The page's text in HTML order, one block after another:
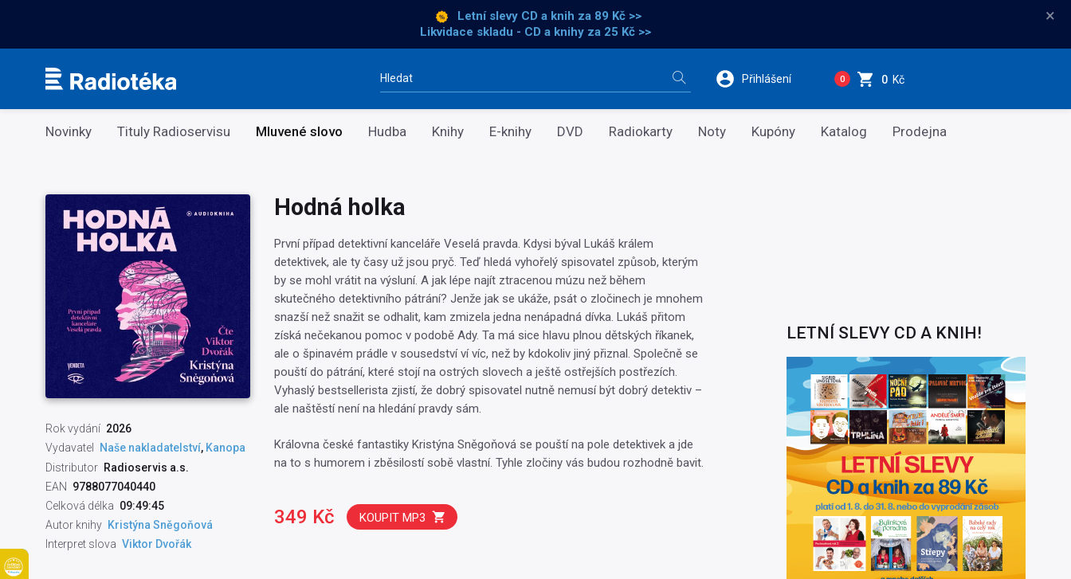
Letní slevy CD a knih za 89 Kč >>
Likvidace skladu - CD a knihy za 25 Kč >>
×
Vyhledávání Přihlášení 0 0 Kč
Kategorie
Novinky Tituly Radioservisu Mluvené slovo Hudba Knihy E-knihy DVD Radiokarty Noty Kupóny Katalog Prodejna
Rok vydání 2026
Vydavatel
Naše nakladatelství, Kanopa
Distributor Radioservis a.s.
EAN
9788077040440
Celková délka 09:49:45
Autor knihy Kristýna Sněgoňová
Interpret slova Viktor Dvořák
Hodná holka
První případ detektivní kanceláře Veselá pravda. Kdysi býval Lukáš králem
detektivek, ale ty časy už jsou pryč. Teď hledá vyhořelý spisovatel způsob, kterým
by se mohl vrátit na výsluní. A jak lépe najít ztracenou múzu než během
skutečného detektivního pátrání? Jenže jak se ukáže, psát o zločinech je mnohem
snazší než snažit se odhalit, kam zmizela jedna nenápadná dívka. Lukáš přitom
získá nečekanou pomoc v podobě Ady. Ta má sice hlavu plnou dětských říkanek,
ale o špinavém prádle v sousedství ví víc, než by kdokoliv jiný přiznal. Společně se
pouští do pátrání, které stojí na ostrých slovech a ještě ostřejších postřezích.
Vyhaslý bestsellerista zjistí, že dobrý spisovatel nutně nemusí být dobrý detektiv –
ale naštěstí není na hledání pravdy sám.
Královna české fantastiky Kristýna Sněgoňová se pouští na pole detektivek a jde
na to s humorem i zběsilostí sobě vlastní. Tyhle zločiny vás budou rozhodně bavit.
349 Kč KOUPIT MP3
LETNÍ SLEVY CD A KNIH!